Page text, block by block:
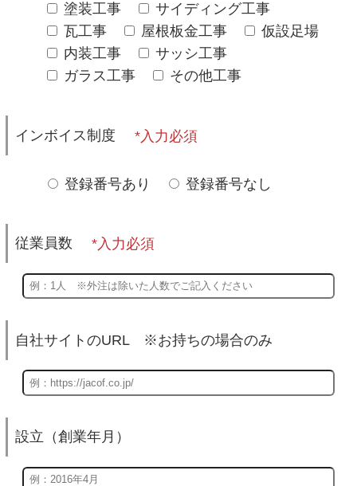
塗装工事
サイディング工事
瓦工事
屋根板金工事
仮設足場
内装工事
サッシ工事
ガラス工事
その他工事
インボイス制度
登録番号あり 登録番号なし
従業員数
自社サイトのURL ※お持ちの場合のみ
設立（創業年月）